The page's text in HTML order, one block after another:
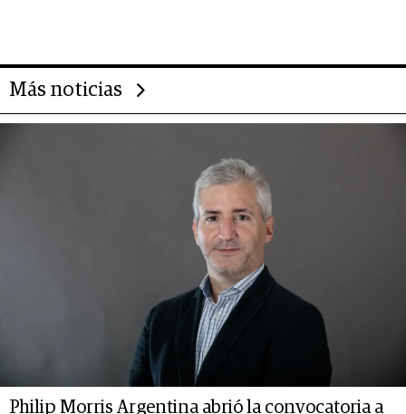
Más noticias
Philip Morris Argentina abrió la convocatoria a